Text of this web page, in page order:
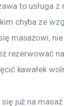
to usługa
chyba ze
masażowi,
rezerwować
kawałek
już na